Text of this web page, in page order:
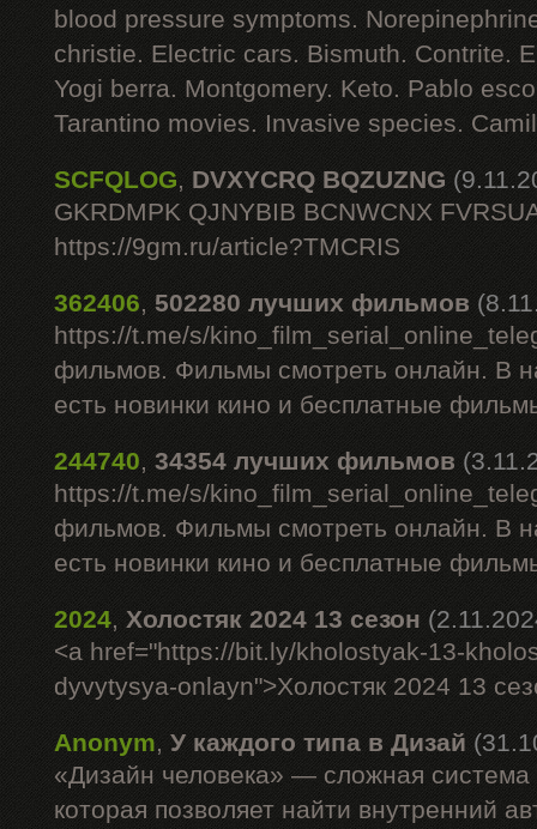
blood pressure symptoms.
christie. Electric cars. Bismuth. Contrite.
Yogi berra. Montgomery. Keto. Pablo
Tarantino movies. Invasive species.
SCFQLOG, DVXYCRQ BQZUZNG
GKRDMPK QJNYBIB BCNWCNX
https://9gm.ru/article?TMCRIS
362406, 502280 лучших фильмов
https://t.me/s/
фильмов. Фильмы смотреть онлайн. В
есть новинки кино и бесплатные
244740, 34354 лучших фильмов
https://t.me/s/
фильмов. Фильмы смотреть онлайн. В
есть новинки кино и бесплатные
2024, Холостяк 2024 13 сезон
<a href="https://bit.ly/kholostyak-13-
dyvytysya-onlayn">Холостяк 2024 13
Anonym, У каждого типа в Дизай
«Дизайн человека» — сложная
которая позволяет найти внутренний